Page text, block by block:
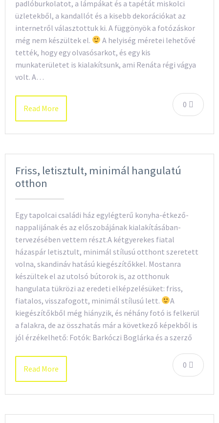
padlóburkolatot, a lámpákat és a tapétát miskolci
üzletekből, a kandallót és a kisebb dekorációkat az
internetről választottuk ki. A függönyök a fotózáskor
még nem készültek el.
A helyiség méretei lehetővé
tették, hogy egy olvasósarkot, és egy kis
munkaterületet is kialakítsunk, ami Renáta régi vágya
volt. A…
0
Read More
Friss, letisztult, minimál hangulatú
otthon
Egy tapolcai családi ház egylégterű konyha-étkező-
nappalijának és az előszobájának kialakításában-
tervezésében vettem részt.A kétgyerekes fiatal
házaspár letisztult, minimál stílusú otthont szeretett
volna, skandináv hatású kiegészítőkkel. Mostanra
készültek el az utolsó bútorok is, az otthonuk
hangulata tükrözi az eredeti elképzelésüket: friss,
fiatalos, visszafogott, minimál stílusú lett.
A
kiegészítőkből még hiányzik, és néhány fotó is felkerül
a falakra, de az összhatás már a következő képekből is
jól érzékelhető: Fotók: Barkóczi Boglárka és a szerző
0
Read More